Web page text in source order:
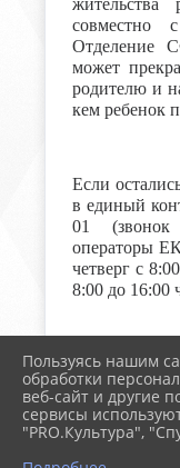
жительства
совместно
Отделение
может
родителю и
кем ребенок
Если
в единый
01 (звонок
операторы
четверг с
8:00 до 16:00
2026 г.
Вход
Карта сайта
Политика
Пользуясь нашим
обработки
веб-сайт и другие
сервисы
"PRO.Культура",